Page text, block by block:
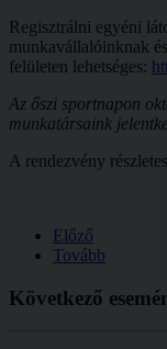
Regisztrálni egyéni
munkavállalóinknak
felületen lehetséges:
Az őszi sportnapon
munkatársaink
A rendezvény
Előző
Tovább
Következő